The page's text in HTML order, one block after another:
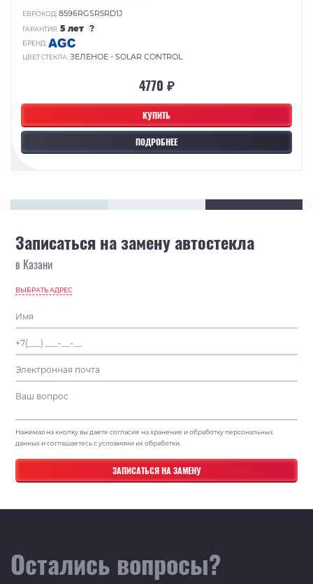
КУПИТЬ
ПОДРОБНЕЕ
ЕВРОКОД:8596RGSR5RD1J
ГАРАНТИЯ:5 лет ?
БРЕНД:
ЦВЕТ СТЕКЛА:ЗЕЛЕНОЕ - SOLAR CONTROL
4770 ₽
Записаться на замену автостекла
в Казани
ВЫБРАТЬ АДРЕС
Нажимая на кнопку вы даете согласие на хранение и обработку персональных
данных и соглашаетесь с условиями их обработки.
Остались вопросы?